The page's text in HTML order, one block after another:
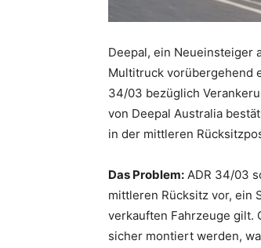
Deepal, ein Neueinsteiger
Multitruck vorübergehend
34/03 bezüglich
von Deepal Australia
in der mittleren
Das Problem: ADR 34/03
mittleren Rücksitz vor, ein
verkauften Fahrzeuge gilt.
sicher montiert werden,